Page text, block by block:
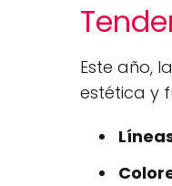
Este año,
estética y